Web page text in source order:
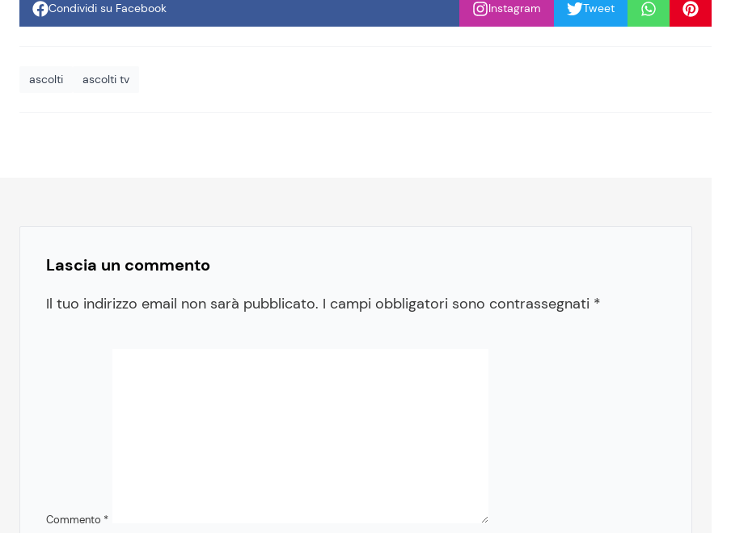
Condividi su Facebook Instagram Tweet
ascolti ascolti tv
Lascia un commento
Il tuo indirizzo email non sarà pubblicato. I campi obbligatori sono contrassegnati *
Commento *